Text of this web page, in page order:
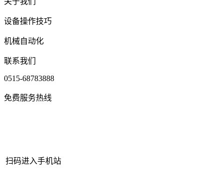
设备操作技巧
机械自动化
联系我们
0515-68783888
免费服务热线
扫码进入手机站